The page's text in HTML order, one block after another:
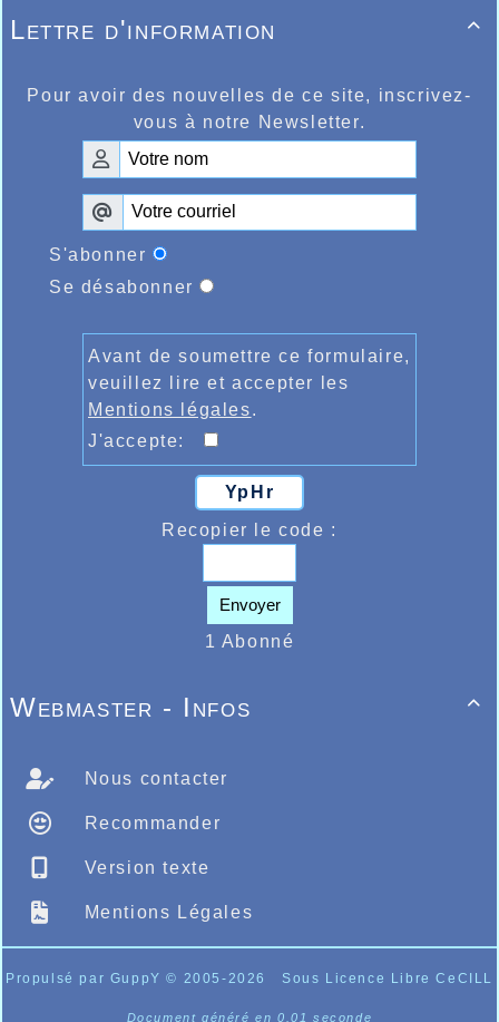

Lettre d'information
Pour avoir des nouvelles de ce site, inscrivez-
vous à notre Newsletter.
S'abonner
Se désabonner
Avant de soumettre ce formulaire,
veuillez lire et accepter les
Mentions légales.
J'accepte:
YpHr
Recopier le code :
Envoyer
1 Abonné

Webmaster - Infos
Nous contacter
Recommander
Version texte
Mentions Légales
Propulsé par GuppY© 2005-2026 Sous Licence Libre CeCILL
Document généré en 0.01 seconde